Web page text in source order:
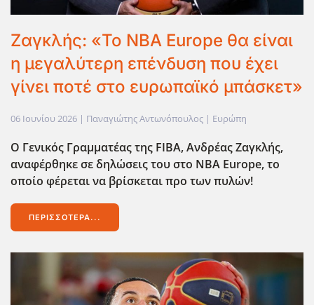
Ζαγκλής: «Το ΝΒΑ Europe θα είναι
η μεγαλύτερη επένδυση που έχει
γίνει ποτέ στο ευρωπαϊκό μπάσκετ»
06 Ιουνίου 2026 | Παναγιώτης Αντωνόπουλος | Ευρώπη
Ο Γενικός Γραμματέας της FIBA, Ανδρέας Ζαγκλής,
αναφέρθηκε σε δηλώσεις του στο NBA Europe, το
οποίο φέρεται να βρίσκεται προ των πυλών!
ΠΕΡΙΣΣΌΤΕΡΑ...